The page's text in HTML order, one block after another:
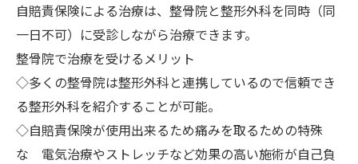
自賠責保険による治療は、整骨院と整形外科を同時（同
一日不可）に受診しながら治療できます。
整骨院で治療を受けるメリット
◇多くの整骨院は整形外科と連携しているので信頼でき
る整形外科を紹介することが可能。
◇自賠責保険が使用出来るため痛みを取るための特殊
な 電気治療やストレッチなど効果の高い施術が自己負